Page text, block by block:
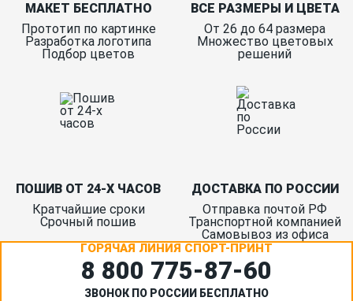
МАКЕТ БЕСПЛАТНО
Прототип по картинке
Разработка логотипа
Подбор цветов
ВСЕ РАЗМЕРЫ И ЦВЕТА
От 26 до 64 размера
Множество цветовых
решений
ПОШИВ ОТ 24-Х ЧАСОВ
Кратчайшие сроки
Срочный пошив
ДОСТАВКА ПО РОССИИ
Отправка почтой РФ
Транспортной компанией
Самовывоз из офиса
ГОРЯЧАЯ ЛИНИЯ СПОРТ-ПРИНТ
8 800 775‑87-60
ЗВОНОК ПО РОССИИ БЕСПЛАТНО